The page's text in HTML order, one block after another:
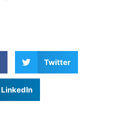
Twitter
LinkedIn